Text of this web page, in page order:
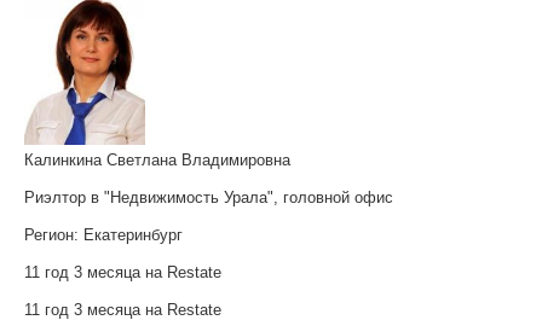
Калинкина Светлана Владимировна
Риэлтор в "Недвижимость Урала", головной офис
Регион: Екатеринбург
11 год 3 месяца на Restate
11 год 3 месяца на Restate